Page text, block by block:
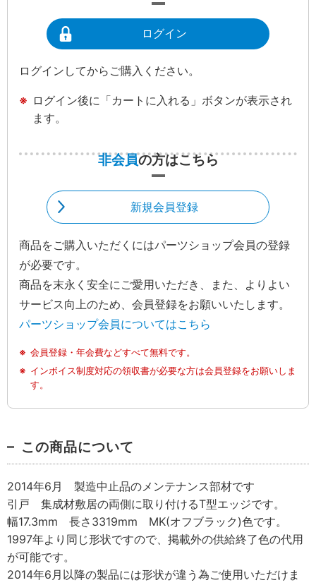
ログイン
ログインしてからご購入ください。
ログイン後に「カートに入れる」ボタンが表示され
ます。
非会員の方はこちら
新規会員登録
商品をご購入いただくにはパーツショップ会員の登録
が必要です。
商品を末永く安全にご愛用いただき、また、よりよい
サービス向上のため、会員登録をお願いいたします。
パーツショップ会員についてはこちら
会員登録・年会費などすべて無料です。
インボイス制度対応の領収書が必要な方は会員登録をお願いしま
す。
この商品について
2014年6月 製造中止品のメンテナンス部材です
引戸 集成材敷居の両側に取り付けるT型エッジです。
幅17.3mm 長さ3319mm MK(オフブラック)色です。
1997年より同じ形状ですので、掲載外の供給終了色の代用
が可能です。
2014年6月以降の製品には形状が違う為ご使用いただけま